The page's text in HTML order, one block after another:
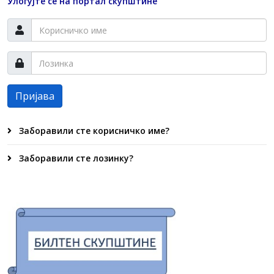
Пријава
Заборавили сте корисничко име?
Заборавили сте лозинку?